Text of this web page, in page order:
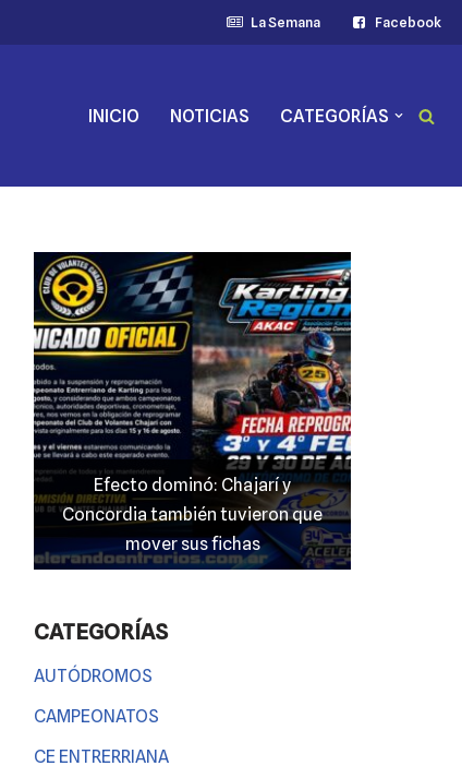
La Semana Facebook
INICIO NOTICIAS CATEGORÍAS
JP Maín, el más fuerte acento
entrerriano en las “100 Millas” del
TC 4000
CATEGORÍAS
AUTÓDROMOS
CAMPEONATOS
CE ENTRERRIANA